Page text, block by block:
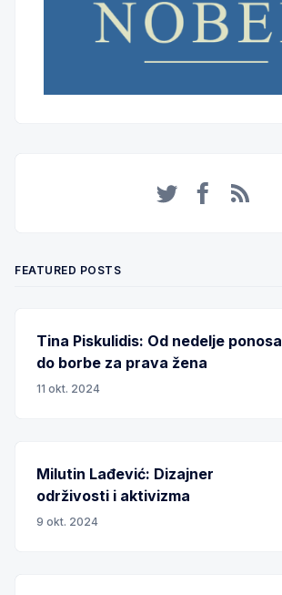
FEATURED POSTS
Tina Piskulidis: Od nedelje ponosa
do borbe za prava žena
11 okt. 2024
Milutin Lađević: Dizajner
održivosti i aktivizma
9 okt. 2024